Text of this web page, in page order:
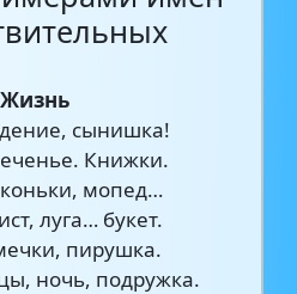
Жизнь
сынишка!
Книжки.
мопед…
луга… букет.
пирушка.
ночь, подружка.